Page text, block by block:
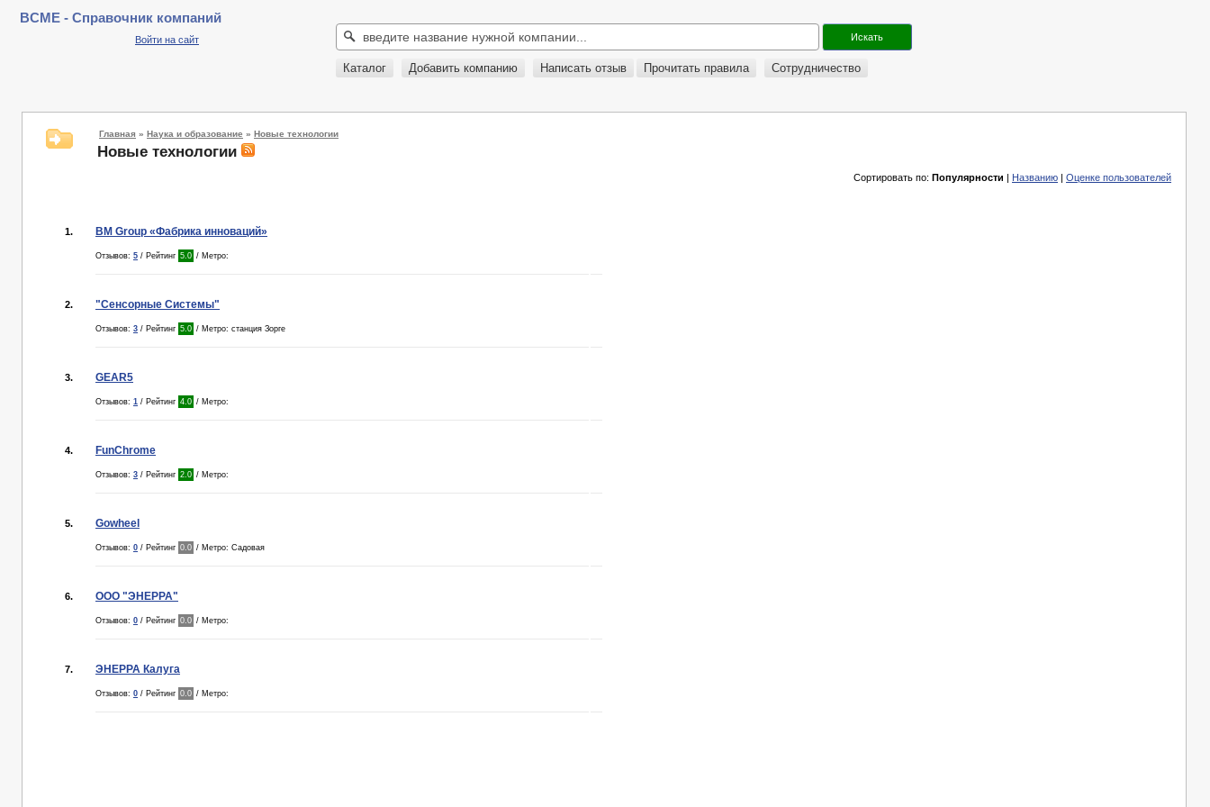
BCME - Справочник компаний
Войти на сайт
Каталог Добавить компанию Написать отзыв Прочитать правила Сотрудничество
Главная » Наука и образование » Новые технологии
Новые технологии
Сортировать по: Популярности | Названию | Оценке пользователей
1. BM Group «Фабрика инноваций»
Отзывов: 5 / Рейтинг 5.0 / Метро:
2. "Сенсорные Системы"
Отзывов: 3 / Рейтинг 5.0 / Метро: станция Зорге
3. GEAR5
Отзывов: 1 / Рейтинг 4.0 / Метро:
4. FunChrome
Отзывов: 3 / Рейтинг 2.0 / Метро:
5. Gowheel
Отзывов: 0 / Рейтинг 0.0 / Метро: Садовая
6. ООО "ЭНЕРРА"
Отзывов: 0 / Рейтинг 0.0 / Метро:
7. ЭНЕРРА Калуга
Отзывов: 0 / Рейтинг 0.0 / Метро: